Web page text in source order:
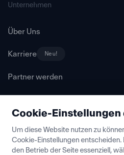
Unternehmen
Über Uns
Karriere Neu!
Partner werden
Ressourcen
Blog
Cookie-
Um diese Website nutzen zu
Cookie-Einstellungen entscheiden.
den Betrieb der Seite essenziell,